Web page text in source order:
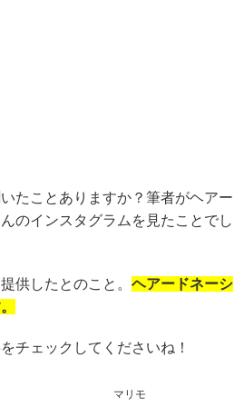
たことありますか？筆者がヘアー
のインスタグラムを見たことでし
供したとのこと。 ヘアードネーシ
チェックしてくださいね！
マリモ